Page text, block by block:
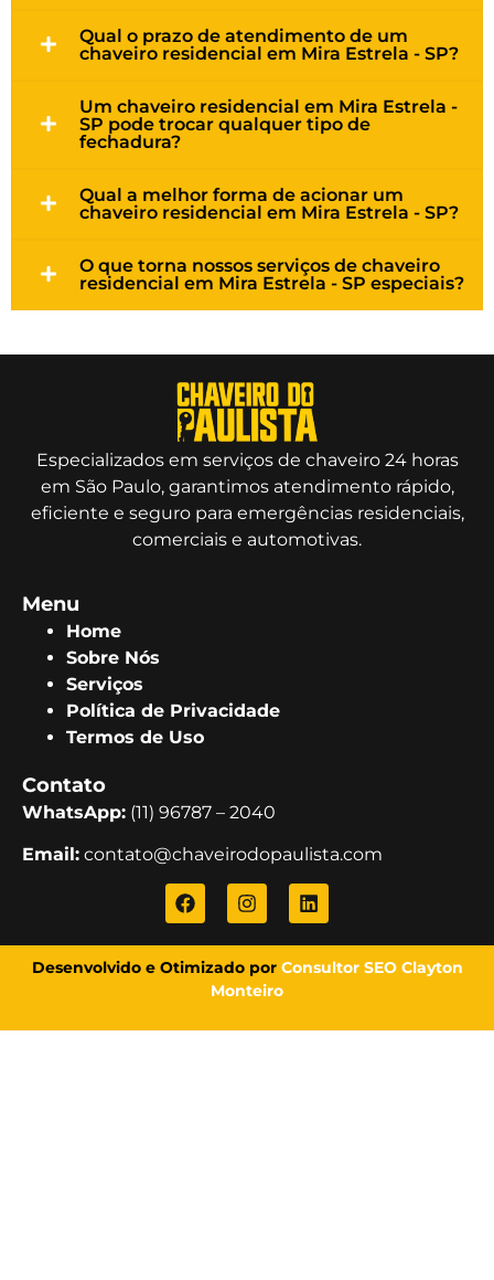
Qual o prazo de atendimento de um
chaveiro residencial em Mira Estrela - SP?
Um chaveiro residencial em Mira Estrela -
SP pode trocar qualquer tipo de
fechadura?
Qual a melhor forma de acionar um
chaveiro residencial em Mira Estrela - SP?
O que torna nossos serviços de chaveiro
residencial em Mira Estrela - SP especiais?
Especializados em serviços de chaveiro 24 horas
em São Paulo, garantimos atendimento rápido,
eficiente e seguro para emergências residenciais,
comerciais e automotivas.
Menu
Home
Sobre Nós
Serviços
Política de Privacidade
Termos de Uso
Contato
WhatsApp: (11) 96787 – 2040
Email: contato@chaveirodopaulista.com
Desenvolvido e Otimizado por Consultor SEO Clayton
Monteiro